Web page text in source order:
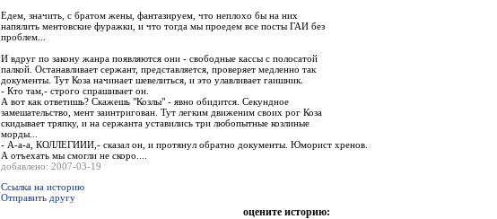
Едем, значить, с братом жены, фантазируем, что неплохо бы на них
напялить ментовские фуражки, и что тогда мы проедем все посты ГАИ без
проблем...
И вдруг по закону жанра появляются они - свободные кассы с полосатой
палкой. Останавливает сержант, представляется, проверяет медленно так
документы. Тут Коза начинает шевелиться, и это улавливает гаишник.
- Кто там,- строго спрашивает он.
А вот как ответишь? Скажешь "Козлы" - явно обидится. Секундное
замешательство, мент заинтригован. Тут легким движеним своих рог Коза
скидывает тряпку, и на сержанта уставились три любопытные козлиные
морды...
- А-а-а, КОЛЛЕГИИИ,- сказал он, и протянул обратно документы. Юморист хренов.
А отъехать мы смогли не скоро....
добавлено: 2007-03-19
Ссылка на историю
Отправить другу
оцените историю: